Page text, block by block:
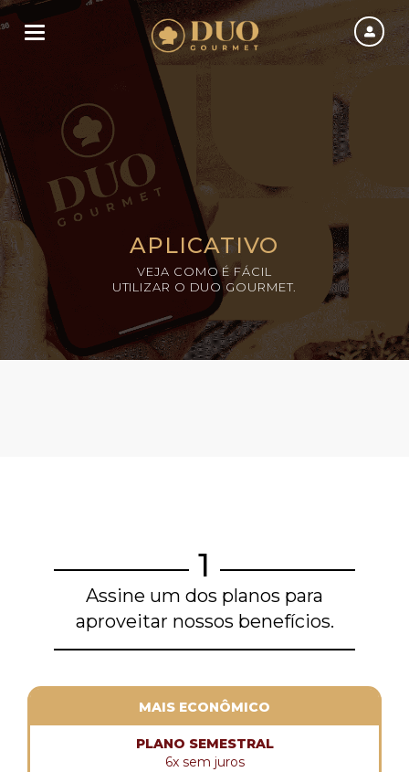
Toggle navigation
APLICATIVO
VEJA COMO É FÁCIL
UTILIZAR O DUO GOURMET.
1
Assine um dos planos para
aproveitar nossos benefícios.
MAIS ECONÔMICO
PLANO SEMESTRAL
6x sem juros